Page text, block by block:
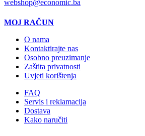
webshop@economic.ba
MOJ RAČUN
O nama
Kontaktirajte nas
Osobno preuzimanje
Zaštita privatnosti
Uvjeti korištenja
FAQ
Servis i reklamacija
Dostava
Kako naručiti